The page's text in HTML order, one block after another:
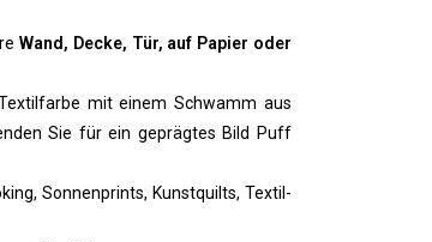
Wand, Decke, Tür, auf Papier oder
mit einem Schwamm aus
Sie für ein geprägtes Bild Puff
Sonnenprints, Kunstquilts, Textil-